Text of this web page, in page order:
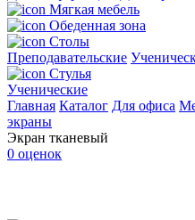
Мягкая мебель
Обеденная зона
Столы
Преподавательские
Стулья
Ученические
Главная Каталог Для офиса
экраны
Экран тканевый
0 оценок